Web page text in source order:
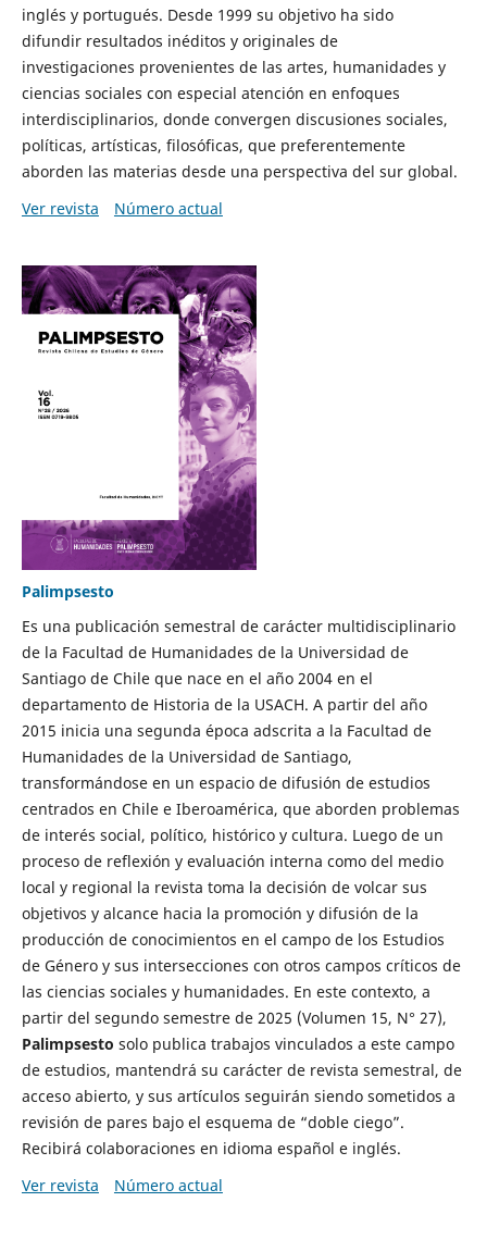
inglés y portugués. Desde 1999 su objetivo ha sido
difundir resultados inéditos y originales de
investigaciones provenientes de las artes, humanidades y
ciencias sociales con especial atención en enfoques
interdisciplinarios, donde convergen discusiones sociales,
políticas, artísticas, filosóficas, que preferentemente
aborden las materias desde una perspectiva del sur global.
Ver revista
Número actual
Palimpsesto
Es una publicación semestral de carácter multidisciplinario
de la Facultad de Humanidades de la Universidad de
Santiago de Chile que nace en el año 2004 en el
departamento de Historia de la USACH. A partir del año
2015 inicia una segunda época adscrita a la Facultad de
Humanidades de la Universidad de Santiago,
transformándose en un espacio de difusión de estudios
centrados en Chile e Iberoamérica, que aborden problemas
de interés social, político, histórico y cultura. Luego de un
proceso de reflexión y evaluación interna como del medio
local y regional la revista toma la decisión de volcar sus
objetivos y alcance hacia la promoción y difusión de la
producción de conocimientos en el campo de los Estudios
de Género y sus intersecciones con otros campos críticos de
las ciencias sociales y humanidades. En este contexto, a
partir del segundo semestre de 2025 (Volumen 15, N° 27),
Palimpsesto solo publica trabajos vinculados a este campo
de estudios, mantendrá su carácter de revista semestral, de
acceso abierto, y sus artículos seguirán siendo sometidos a
revisión de pares bajo el esquema de “doble ciego”.
Recibirá colaboraciones en idioma español e inglés.
Ver revista
Número actual